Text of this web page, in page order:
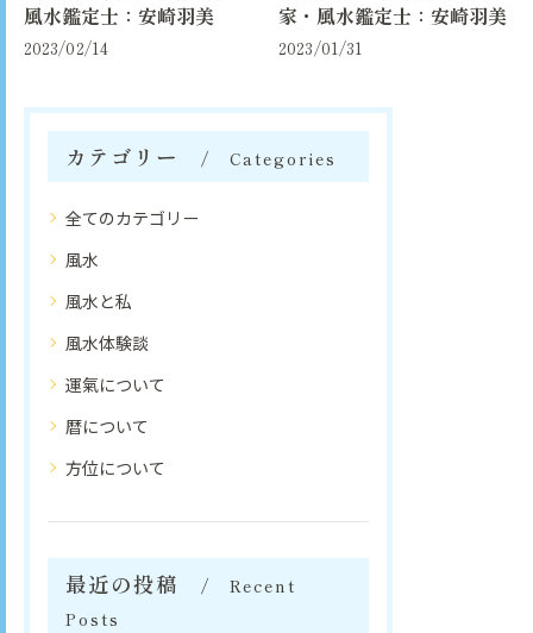
風水鑑定士：安崎羽美
2023/02/14
家・風水鑑定士：安崎羽美
2023/01/31
カテゴリー Categories
全てのカテゴリー
風水
風水と私
風水体験談
運氣について
暦について
方位について
最近の投稿
Recent
Posts